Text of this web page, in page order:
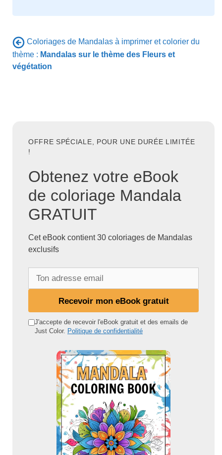
Coloriages de Mandalas à imprimer et colorier du
thème : Mandalas sur le thème des Fleurs et
végétation
OFFRE SPÉCIALE, POUR UNE DURÉE LIMITÉE
!
Obtenez votre eBook
de coloriage Mandala
GRATUIT
Cet eBook contient 30 coloriages de Mandalas
exclusifs
d
Recevoir mon eBook gratuit
J'accepte de recevoir l'eBook gratuit et des emails de
Just Color. Politique de confidentialité